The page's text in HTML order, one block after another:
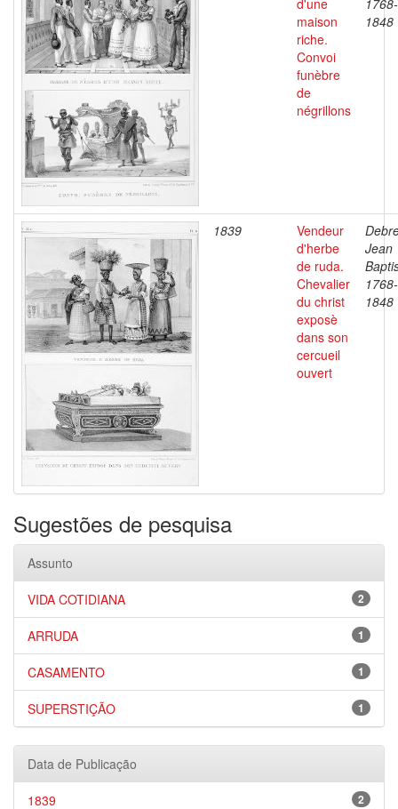
d'une
maison
riche.
Convoi
funèbre
de
négrillons
1768-
1848
1839
Vendeur
d'herbe
de ruda.
Chevalier
du christ
exposè
dans son
cercueil
ouvert
Jean
1768-
1848
Sugestões de pesquisa
Assunto
2
VIDA COTIDIANA
1
ARRUDA
1
CASAMENTO
1
SUPERSTIÇÃO
Data de Publicação
2
1839